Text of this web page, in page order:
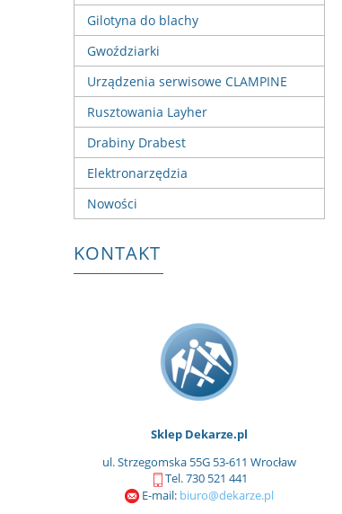
Gilotyna do blachy
Gwoździarki
Urządzenia serwisowe CLAMPINE
Rusztowania Layher
Drabiny Drabest
Elektronarzędzia
Nowości
KONTAKT
Sklep Dekarze.pl
ul. Strzegomska 55G 53-611 Wrocław
Tel. 730 521 441
E-mail: biuro@dekarze.pl